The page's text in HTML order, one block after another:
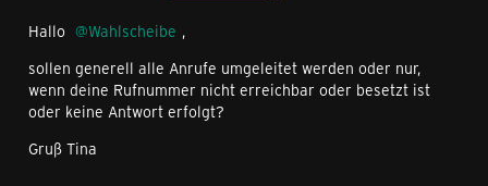
Hallo Wahlscheibe ,
sollen generell alle Anrufe umgeleitet werden oder nur,
wenn deine Rufnummer nicht erreichbar oder besetzt ist
oder keine Antwort erfolgt?
Gruß Tina